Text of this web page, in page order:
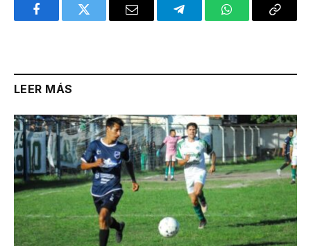
FacebookTwitter Email TelegramWhatsAppCopy
LEER MÁS